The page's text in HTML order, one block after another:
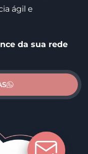
ágil e
da sua rede